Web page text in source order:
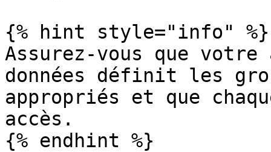
{% hint style="info" %}
Assurez-vous que
données définit les
appropriés et que
accès.
{% endhint %}